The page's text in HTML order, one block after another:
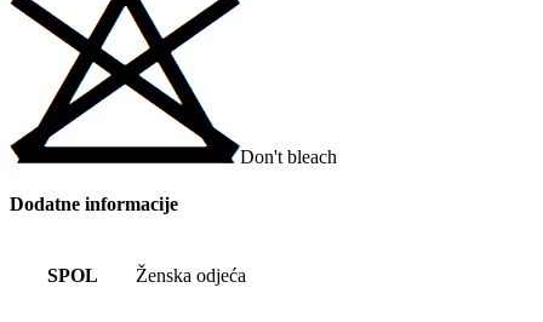
Don't bleach
Dodatne informacije
SPOL Ženska odjeća